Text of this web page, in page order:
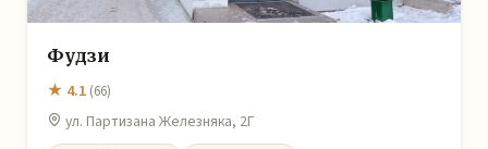
Фудзи
★ 4.1 (66)
ул. Партизана Железняка, 2Г